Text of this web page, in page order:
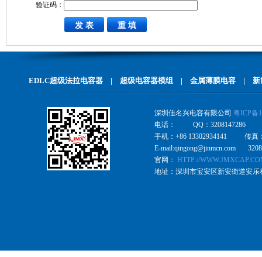
验证码：
EDLC超级法拉电容器 | 超级电容器模组 | 金属薄膜电容 | 新
深圳佳名兴电容有限公司 粤ICP备
电话： QQ：3208147286
手机：+86 13302934141 传真
E-mail:qingong@jinmcn.com
官网： HTTP://
地址：深圳市宝安区新安街道安